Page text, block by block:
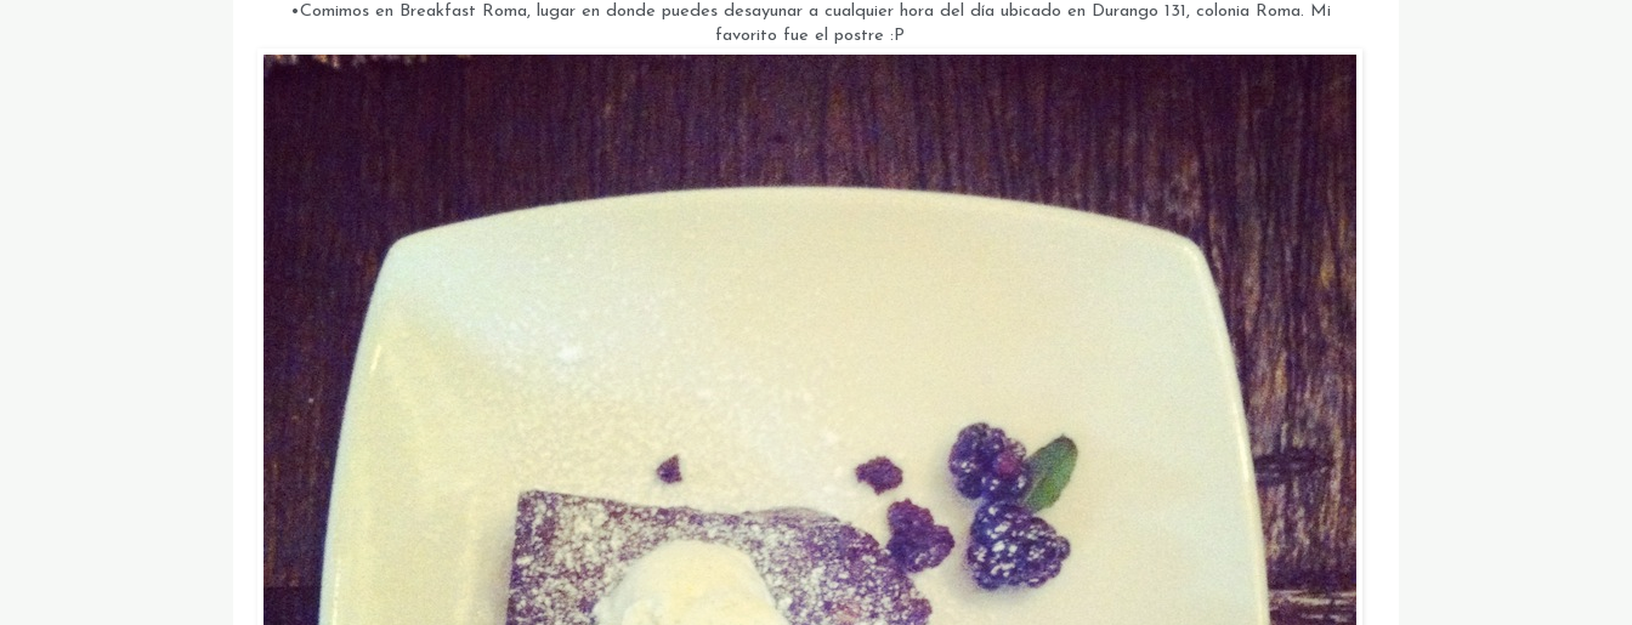
•Comimos en Breakfast Roma, lugar en donde puedes desayunar a cualquier hora del día ubicado en Durango 131, colonia Roma. Mi
favorito fue el postre :P